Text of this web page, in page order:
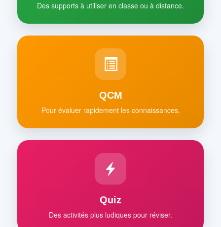
Des supports à utiliser en classe ou à distance.
QCM
Pour évaluer rapidement les connaissances.
Quiz
Des activités plus ludiques pour réviser.